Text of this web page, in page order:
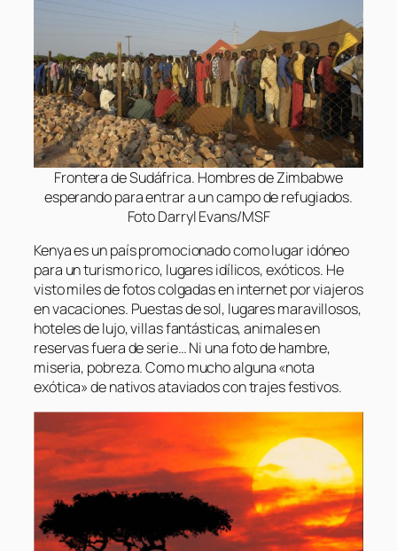
Frontera de Sudáfrica. Hombres de Zimbabwe
esperando para entrar a un campo de refugiados.
Foto Darryl Evans/MSF
Kenya es un país promocionado como lugar idóneo
para un turismo rico, lugares idílicos, exóticos. He
visto miles de fotos colgadas en internet por viajeros
en vacaciones. Puestas de sol, lugares maravillosos,
hoteles de lujo, villas fantásticas, animales en
reservas fuera de serie… Ni una foto de hambre,
miseria, pobreza. Como mucho alguna «nota
exótica» de nativos ataviados con trajes festivos.